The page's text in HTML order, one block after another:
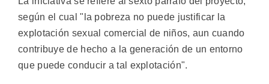
según el cual "la pobreza no puede justificar la
explotación sexual comercial de niños, aun cuando
contribuye de hecho a la generación de un entorno
que puede conducir a tal explotación".